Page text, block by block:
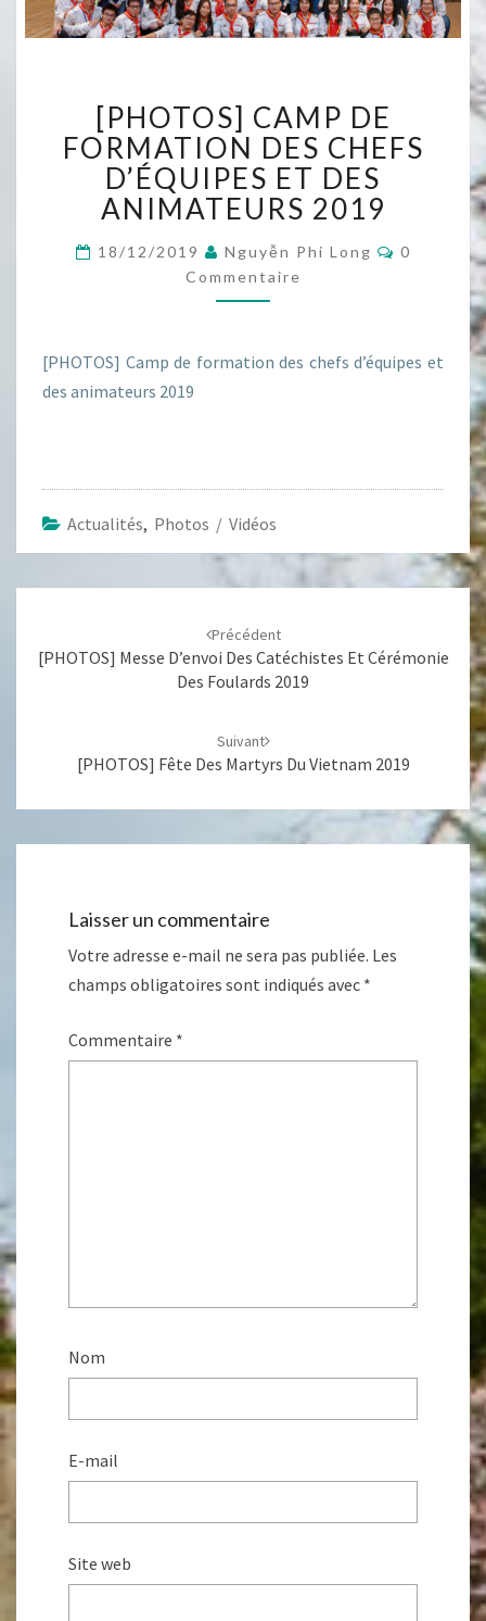
CAMP
DE
FORMATION
DES
CHEFS
ET
DES
ANIMATEURS
[PHOTOS] CAMP DE
FORMATION DES CHEFS
D’ÉQUIPES ET DES
ANIMATEURS 2019
18/12/2019 Nguyễn Phi Long
0
Commentaire
[PHOTOS] Camp de formation des chefs d’équipes et
des animateurs 2019
Actualités, Photos / Vidéos
Précédent
[PHOTOS] Messe D’envoi Des Catéchistes Et Cérémonie
Des Foulards 2019
Suivant
[PHOTOS] Fête Des Martyrs Du Vietnam 2019
Laisser un commentaire
Votre adresse e-mail ne sera pas publiée. Les
champs obligatoires sont indiqués avec *
Commentaire *
Nom
E-mail
Site web